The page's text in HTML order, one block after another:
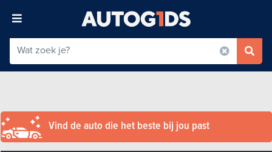
Vind de auto die het beste bij jou past